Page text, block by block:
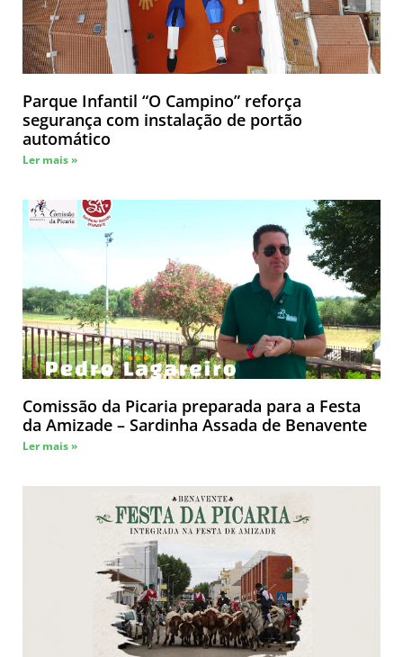
Parque Infantil “O Campino” reforça
segurança com instalação de portão
automático
Ler mais »
Comissão da Picaria preparada para a Festa
da Amizade – Sardinha Assada de Benavente
Ler mais »